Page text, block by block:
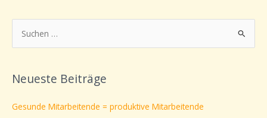
u
h
Neueste Beiträge
Gesunde Mitarbeitende = produktive Mitarbeitende